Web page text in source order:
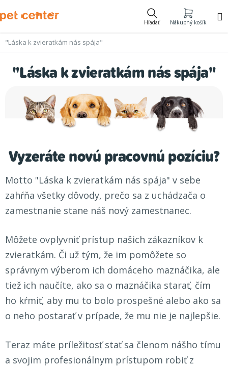
na
Hľadať Nákupný košík
"Láska k zvieratkám nás spája"
"Láska k zvieratkám nás spája"
Vyzeráte novú pracovnú pozíciu?
Motto "Láska k zvieratkám nás spája" v sebe
zahŕňa všetky dôvody, prečo sa z uchádzača o
zamestnanie stane náš nový zamestnanec.
Môžete ovplyvniť prístup našich zákazníkov k
zvieratkám. Či už tým, že im pomôžete so
správnym výberom ich domáceho maznáčika, ale
tiež ich naučíte, ako sa o maznáčika starať, čím
ho kŕmiť, aby mu to bolo prospešné alebo ako sa
o neho postarať v prípade, že mu nie je najlepšie.
Teraz máte príležitosť stať sa členom nášho tímu
a svojim profesionálnym prístupom robiť z